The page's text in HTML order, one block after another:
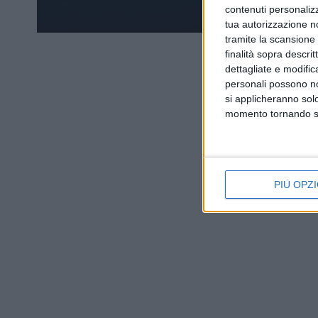
contenuti
tua autorizzazione
tramite la
finalità sopra
dettagliate e
personali possono
si applicheranno
momento tornando
PIÙ